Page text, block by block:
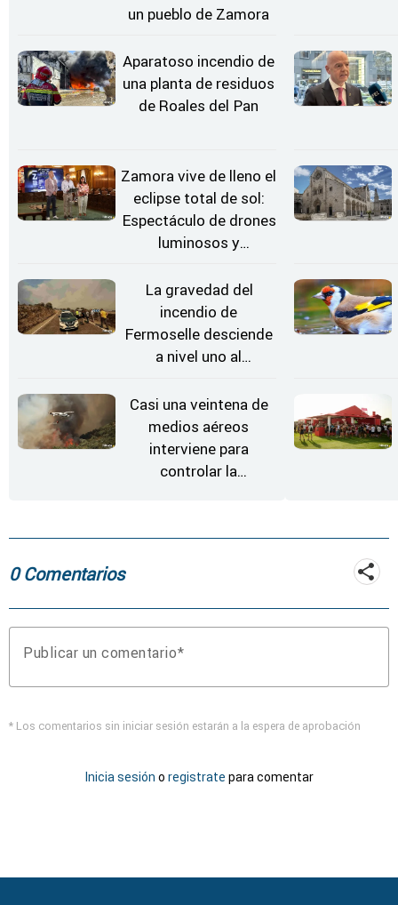
un pueblo de Zamora
Aparatoso incendio de
una planta de residuos
de Roales del Pan
Zamora vive de lleno el
eclipse total de sol:
Espectáculo de drones
luminosos y
Estrellas
La gravedad del
incendio de
Fermoselle desciende
a nivel uno al
"favorable" y disminuir
el riesgo
Casi una veintena de
medios aéreos
interviene para
controlar la
Fermoselle
0 Comentarios
Publicar un comentario
* Los comentarios sin iniciar sesión estarán a la espera de aprobación
Inicia sesión o registrate para comentar